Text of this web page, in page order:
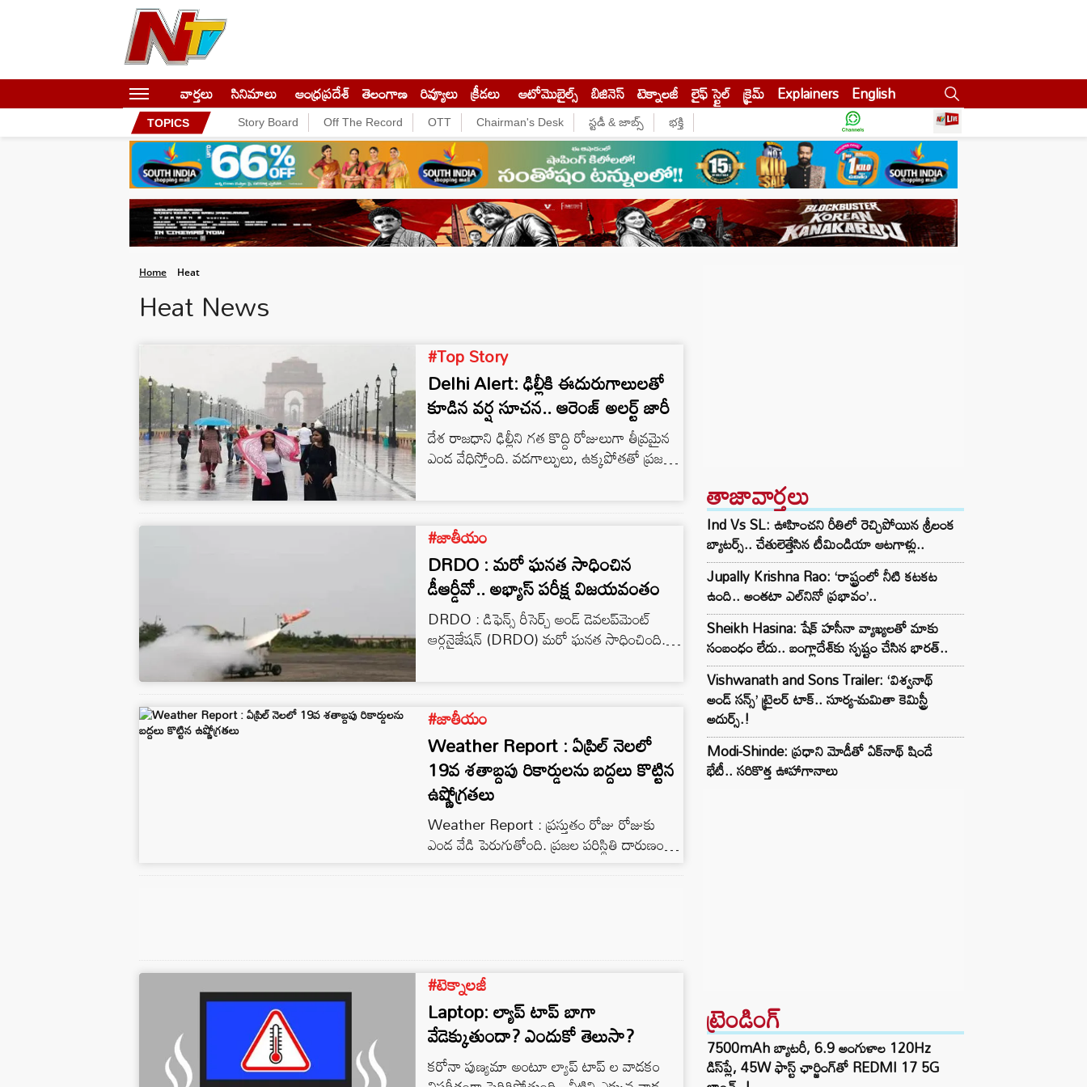
వార్తలు సినిమాలు ఆంధ్రప్రదేశ్ తెలంగాణ రివ్యూలు క్రీడలు ఆటోమొబైల్స్ బిజినెస్‌ టెక్నాలజీ లైఫ్ స్టైల్ క్రైమ్ Explainers English
TOPICS Story Board Off The Record OTT Chairman's Desk స్టడీ & జాబ్స్ భక్తి
Home Heat
Heat News
#Top Story
Delhi Alert: ఢిల్లీకి ఈదురుగాలులతో
కూడిన వర్ష సూచన.. ఆరెంజ్ అలర్ట్ జారీ
దేశ రాజధాని ఢిల్లీని గత కొద్ది రోజులుగా తీవ్రమైన
ఎండ వేధిస్తోంది. వడగాల్పులు, ఉక్కపోతతో ప్రజలు
తీవ్ర ఇబ్బందులు పడుతున్నారు. ఇలాంటి తరుణంలో
#జాతీయం
DRDO : మరో ఘనత సాధించిన
డీఆర్డీవో.. అభ్యాస్ పరీక్ష విజయవంతం
DRDO : డిఫెన్స్ రీసెర్చ్ అండ్ డెవలప్‌మెంట్
ఆర్గనైజేషన్ (DRDO) మరో ఘనత సాధించింది.
డీఆర్డీవో హై-స్పీడ్ ఎక్స్‌పెండబుల్ ఏరియల్ టార్గెట్
#జాతీయం
Weather Report : ఏప్రిల్ నెలలో
19వ శతాబ్దపు రికార్డులను బద్దలు కొట్టిన
ఉష్ణోగ్రతలు
Weather Report : ప్రస్తుతం రోజు రోజుకు
ఎండ వేడి పెరుగుతోంది. ప్రజల పరిస్థితి దారుణంగా
మారింది. ఇది ప్రారంభం మాత్రమే.. రాబోయే నెలల్లో
దీని నుండి ప్రజలకు ఎటువంటి ఉపశమనం
#టెక్నాలజీ
Laptop: ల్యాప్ టాప్ బాగా
వేడెక్కుతుందా? ఎందుకో తెలుసా?
కరోనా పుణ్యమా అంటూ ల్యాప్ టాప్ ల వాడకం
తాజావార్తలు
Ind Vs SL: ఊహించని రీతిలో రెచ్చిపోయిన శ్రీలంక
బ్యాటర్స్.. చేతులెత్తేసిన టీమిండియా ఆటగాళ్లు..
Jupally Krishna Rao: ‘రాష్ట్రంలో నీటి కటకట
ఉంది.. అంతటా ఎల్‌నినో ప్రభావం’..
Sheikh Hasina: షేక్ హసీనా వ్యాఖ్యలతో మాకు
సంబంధం లేదు.. బంగ్లాదేశ్‌కు స్పష్టం చేసిన భారత్..
Vishwanath and Sons Trailer: ‘విశ్వనాథ్
అండ్ సన్స్’ ట్రైలర్ టాక్.. సూర్య-మమితా కెమిస్ట్రీ
అదుర్స్.!
Modi-Shinde: ప్రధాని మోడీతో ఏక్‌నాథ్ షిండే
భేటీ.. సరికొత్త ఊహాగానాలు
ట్రెండింగ్‌
7500mAh బ్యాటరీ, 6.9 అంగుళాల 120Hz
డిస్‌ప్లే, 45W ఫాస్ట్ ఛార్జింగ్‌తో REDMI 17 5G